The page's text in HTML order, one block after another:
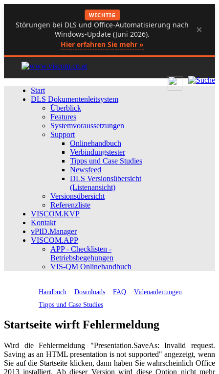
WICHTIG
Störungen bei DLS und Office-Automatisierung nach
Windows-Update (Juni 2026).
Hier erfahren Sie mehr »
×
Start
DLS Dokumentenleitsystem
Überblick
Features
Systemvoraussetzungen
Support
Onlinehandbuch
Verbindungstester
Tipps und Case Studies
Newsfeed
DLS Versionsübersicht
(Listenansicht)
Versionsübersicht
Referenzliste
VISCOM.KVP
Kontakt
vPID.Manager
VISCOM.APP
APP - Checklisten -
Betriebsbegehungen
VIS-QM Onlinehandbuch
Handbuch Downloads FAQ
Videoanleitungen
Tipps und Case Studies
Startseite wirft Fehlermeldung
Wird die Fehlermeldung "Presentation.SaveAs: Invalid request.
Saving as an HTML presentation is not supported" angezeigt, wenn
Sie auf die Startseite klicken, dann haben Sie wahrscheinlich Office
2013 installiert. Ab dieser Version wird diese Option nicht mehr